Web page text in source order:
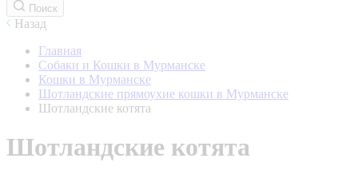
Поиск
Назад
Главная
Собаки и Кошки в Мурманске
Кошки в Мурманске
Шотландские прямоухие кошки в Мурманске
Шотландские котята
Шотландские котята